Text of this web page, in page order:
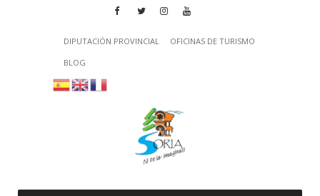
DIPUTACIÓN PROVINCIAL
OFICINAS DE TURISMO
BLOG